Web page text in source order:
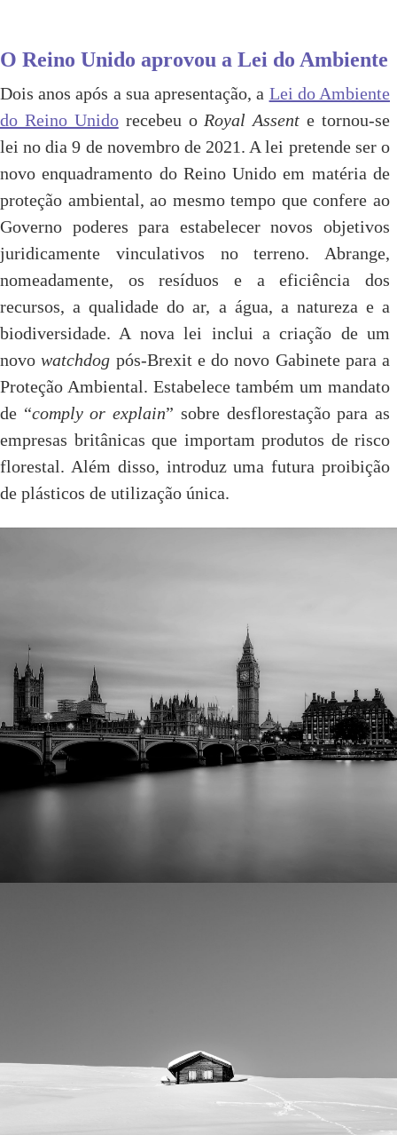
O Reino Unido aprovou a Lei do Ambiente
Dois anos após a sua apresentação, a Lei do Ambiente
do Reino Unidorecebeu o Royal Assent e tornou-se
lei no dia 9 de novembro de 2021. A lei pretende ser o
novo enquadramento do Reino Unido em matéria de
proteção ambiental, ao mesmo tempo que confere ao
Governo poderes para estabelecer novos objetivos
juridicamente vinculativos no terreno. Abrange,
nomeadamente, os resíduos e a eficiência dos
recursos, a qualidade do ar, a água, a natureza e a
biodiversidade. A nova lei inclui a criação de um
novowatchdog pós-Brexit e do novo Gabinete para a
Proteção Ambiental. Estabelece também um mandato
de “comply or explain” sobre desflorestação para as
empresas britânicas que importam produtos de risco
florestal. Além disso, introduz uma futura proibição
de plásticos de utilização única.